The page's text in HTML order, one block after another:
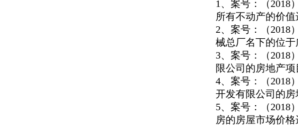
1、案号：（2018
所有不动产的价值
2、案号：（2018
械总厂名下的位于
3、案号：（2018
限公司的房地产项
4、案号：（2018
开发有限公司的房
5、案号：（2018
房的房屋市场价格